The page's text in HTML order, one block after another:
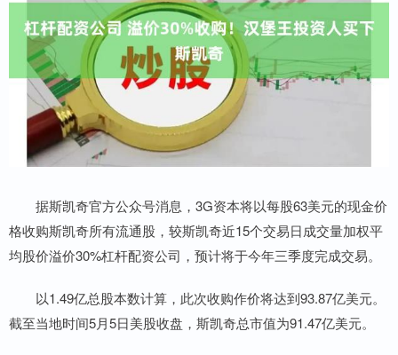
据斯凯奇官方公众号消息，3G资本将以每股63美元的现金价
格收购斯凯奇所有流通股，较斯凯奇近15个交易日成交量加权平
均股价溢价30%杠杆配资公司，预计将于今年三季度完成交易。
以1.49亿总股本数计算，此次收购作价将达到93.87亿美元。
截至当地时间5月5日美股收盘，斯凯奇总市值为91.47亿美元。